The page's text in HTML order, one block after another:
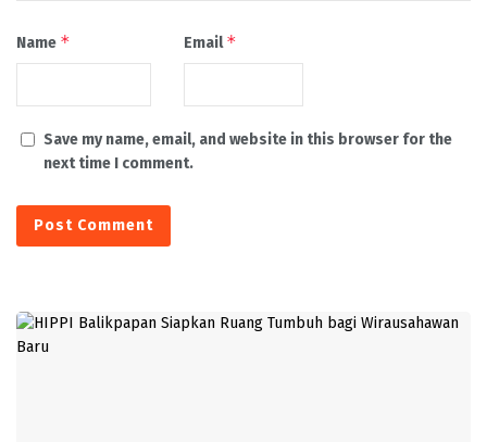
Name * Email*
Save my name, email, and website in this browser for the
next time I comment.